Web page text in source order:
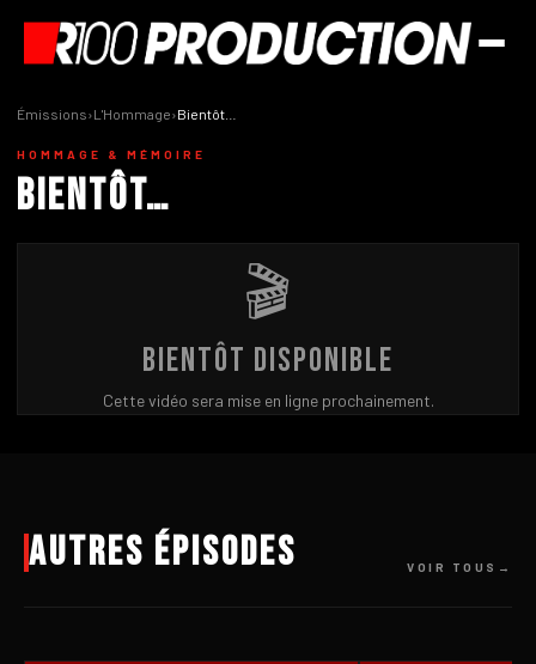
Émissions›L'Hommage›Bientôt…
HOMMAGE & MÉMOIRE
Bientôt…
🎬
Bientôt disponible
Cette vidéo sera mise en ligne prochainement.
Autres épisodes VOIR TOUS